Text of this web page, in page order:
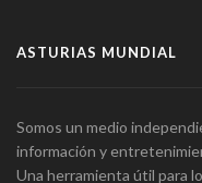
ASTURIAS MUNDIAL
Somos un medio
información y
Una herramienta útil para